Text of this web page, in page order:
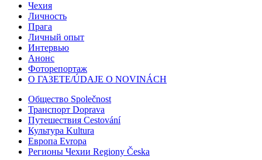
Чехия
Личность
Прага
Личный опыт
Интервью
Анонс
Фоторепортаж
О ГАЗЕТЕ/ÚDAJE O NOVINÁCH
Общество Společnost
Транспорт Doprava
Путешествия Cestování
Культура Kultura
Европа Evropa
Регионы Чехии Regiony Česka